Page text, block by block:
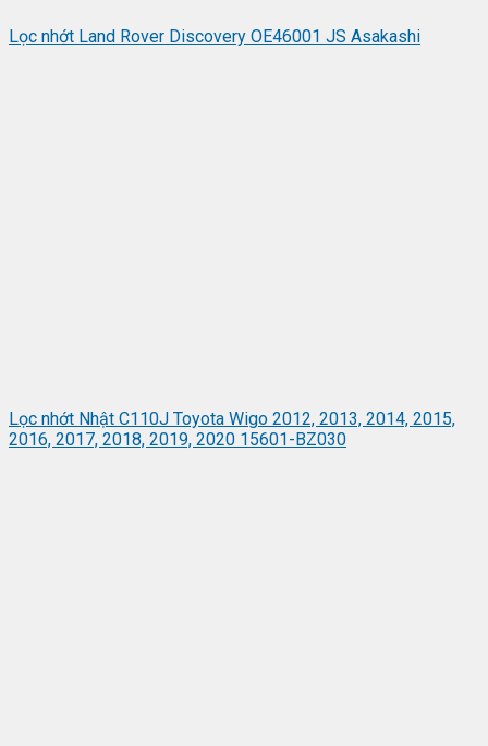
Lọc nhớt Land Rover Discovery OE46001 JS Asakashi
Lọc nhớt Nhật C110J Toyota Wigo 2012, 2013, 2014, 2015,
2016, 2017, 2018, 2019, 2020 15601-BZ030